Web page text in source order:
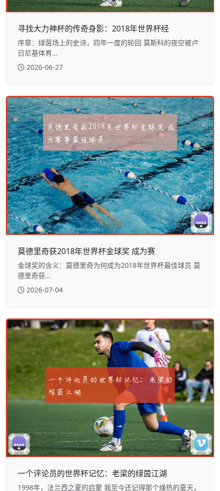
寻找大力神杯的传奇身影：2018年世界杯经
序章：绿茵场上的史诗，四年一度的轮回 莫斯科的夜空被卢
日尼基体育...
2026-06-27
莫德里奇获2018年世界杯金球奖 成为赛
金球奖的含义：莫德里奇为何成为2018年世界杯最佳球员 莫
德里奇获...
2026-07-04
一个评论员的世界杯记忆：老梁的绿茵江湖
1998年，法兰西之夏的启蒙 我至今还记得那个燥热的夏天，